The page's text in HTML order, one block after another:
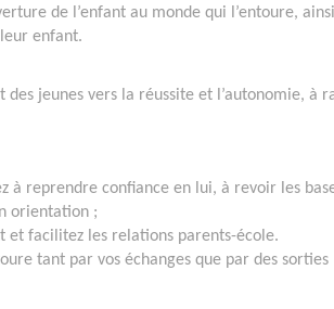
de l’enfant au monde qui l’entoure, ainsi
enfant.
jeunes vers la réussite et l’autonomie, à
à reprendre confiance en lui, à revoir les
orientation ;
et facilitez les relations parents-école.
tant par vos échanges que par des sorties